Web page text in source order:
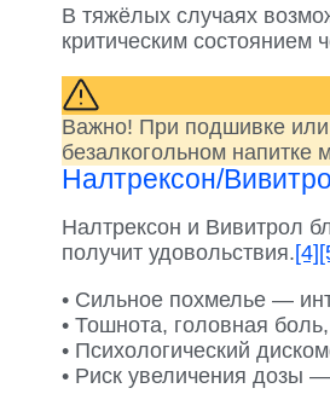
В тяжёлых случаях
критическим состоянием
Важно! При подшивке или
безалкогольном напитке
Налтрексон/
Налтрексон и Вивитрол
получит удовольствия.[4]
• Сильное похмелье —
• Тошнота, головная
• Психологический
• Риск увеличения дозы